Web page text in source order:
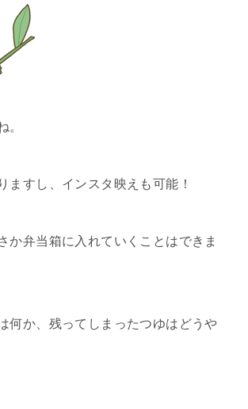
。
すし、インスタ映えも可能！
か弁当箱に入れていくことはできま
何か、残ってしまったつゆはどうや